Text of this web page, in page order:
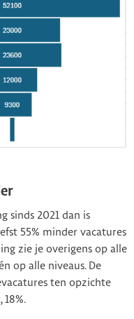
sinds 2021 dan is
55% minder vacatures
zie je overigens op alle
op alle niveaus. De
ten opzichte
18%.